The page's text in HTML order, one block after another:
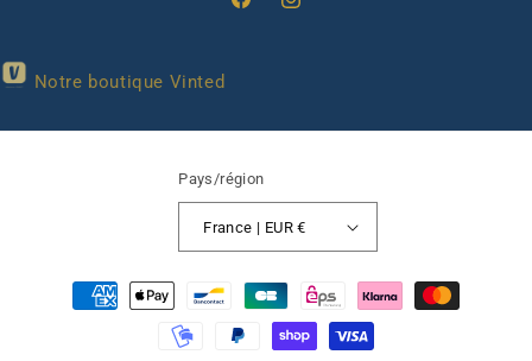
FacebookInstagram
Notre boutique Vinted
Pays/région
France | EUR €
Moyens